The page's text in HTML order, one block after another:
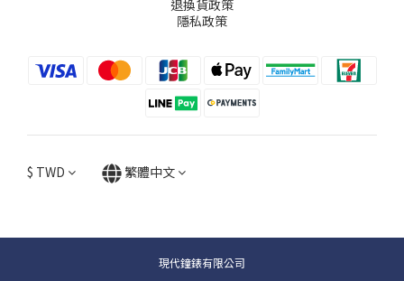
退換貨政策
隱私政策
$ TWD 繁體中文
現代鐘錶有限公司